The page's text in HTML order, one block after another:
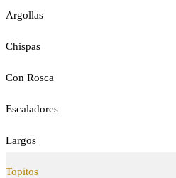
Argollas
Chispas
Con Rosca
Escaladores
Largos
Topitos